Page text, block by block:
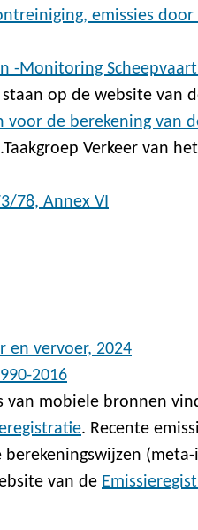
emissies
-Monitoring Scheepvaart
op de website van
voor de berekening van
.Taakgroep Verkeer van
78, Annex VI
en vervoer, 2024
2016
van mobiele bronnen
. Recente
van de